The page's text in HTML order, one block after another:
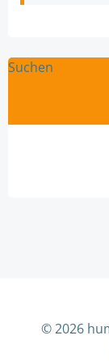
Suchen
© 2026